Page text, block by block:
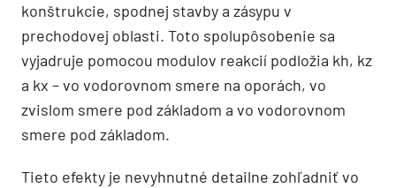
konštrukcie, spodnej stavby a zásypu v
prechodovej oblasti. Toto spolupôsobenie sa
vyjadruje pomocou modulov reakcií podložia kh, kz
a kx – vo vodorovnom smere na oporách, vo
zvislom smere pod základom a vo vodorovnom
smere pod základom.
Tieto efekty je nevyhnutné detailne zohľadniť vo